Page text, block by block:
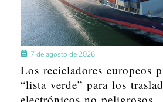
7 de agosto de 2026
Los recicladores europeos
“lista verde” para los